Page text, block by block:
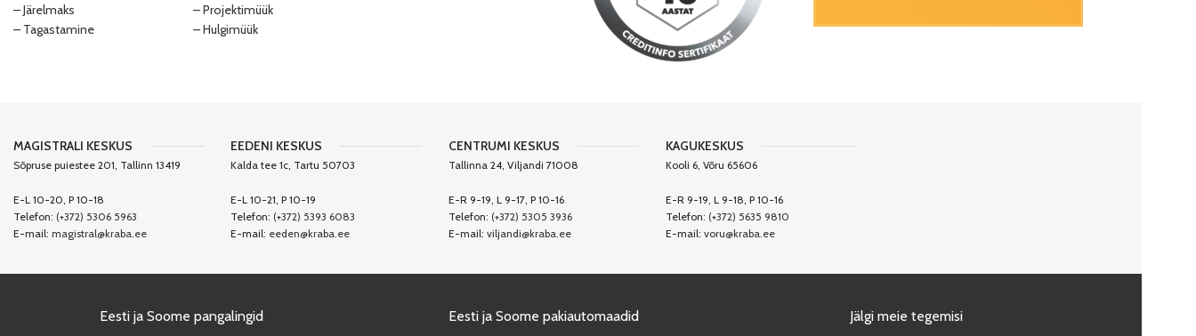
– Järelmaks
– Tagastamine
– Projektimüük
– Hulgimüük
MAGISTRALI KESKUS
Sõpruse puiestee 201, Tallinn 13419
E-L 10-20, P 10-18
Telefon: (+372) 5306 5963
E-mail: magistral@kraba.ee
EEDENI KESKUS
Kalda tee 1c, Tartu 50703
E-L 10-21, P 10-19
Telefon: (+372) 5393 6083
E-mail: eeden@kraba.ee
CENTRUMI KESKUS
Tallinna 24, Viljandi 71008
E-R 9-19, L 9-17, P 10-16
Telefon: (+372) 5305 3936
E-mail: viljandi@kraba.ee
KAGUKESKUS
Kooli 6, Võru 65606
E-R 9-19, L 9-18, P 10-16
Telefon: (+372) 5635 9810
E-mail:voru@kraba.ee
Eesti ja Soome pangalingid Eesti ja Soome pakiautomaadid Jälgi meie tegemisi